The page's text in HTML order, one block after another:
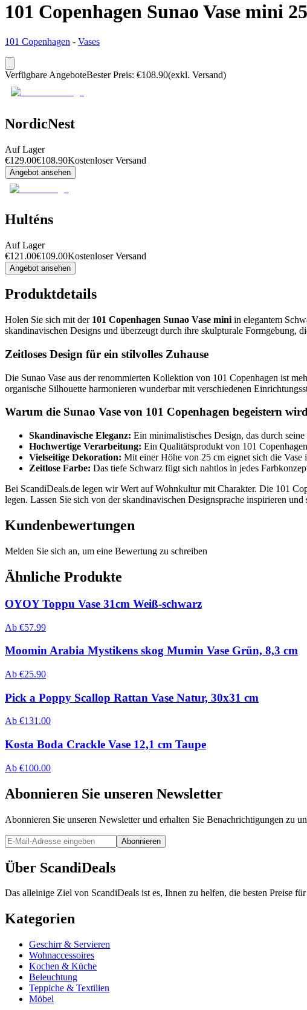
101 Copenhagen Sunao Vase mini
101 Copenhagen - Vases
Verfügbare AngeboteBester Preis: €108.90(exkl. Versand)
NordicNest
Auf Lager
€129.00€108.90Kostenloser Versand
Angebot ansehen
Hulténs
Auf Lager
€121.00€109.00Kostenloser Versand
Angebot ansehen
Produktdetails
Holen Sie sich mit der 101 Copenhagen Sunao Vase mini in elegantem
skandinavischen Designs und überzeugt durch ihre skulpturale Formgebung,
Zeitloses Design für ein stilvolles Zuhause
Die Sunao Vase aus der renommierten Kollektion von 101 Copenhagen ist
organische Silhouette harmonieren wunderbar mit verschiedenen
Warum die Sunao Vase von 101 Copenhagen begeistern
Skandinavische Eleganz: Ein minimalistisches Design, das durch
Hochwertige Verarbeitung: Ein Qualitätsprodukt von 101
Vielseitige Dekoration: Mit einer Höhe von 25 cm eignet sich die
Zeitlose Farbe: Das tiefe Schwarz fügt sich nahtlos in jedes
Bei ScandiDeals.de legen wir Wert auf Wohnkultur mit Charakter. Die 101
legen. Lassen Sie sich von der skandinavischen Designsprache inspirieren
Kundenbewertungen
Melden Sie sich an, um eine Bewertung zu schreiben
Ähnliche Produkte
OYOY Toppu Vase 31cm Weiß-schwarz
Ab €57.99
Moomin Arabia Mystikens skog Mumin Vase Grün, 8,3 cm
Ab €25.90
Pick a Poppy Scallop Rattan Vase Natur, 30x31 cm
Ab €131.00
Kosta Boda Crackle Vase 12,1 cm Taupe
Ab €100.00
Abonnieren Sie unseren Newsletter
Abonnieren Sie unseren Newsletter und erhalten Sie Benachrichtigungen zu
Abonnieren
Über ScandiDeals
Das alleinige Ziel von ScandiDeals ist es, Ihnen zu helfen, die besten Preise
Kategorien
Geschirr & Servieren
Wohnaccessoires
Kochen & Küche
Beleuchtung
Teppiche & Textilien
Möbel